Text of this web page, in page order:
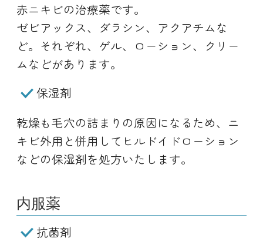
赤ニキビの治療薬です。
ゼビアックス、ダラシン、アクアチムな
ど。それぞれ、ゲル、ローション、クリー
ムなどがあります。
保湿剤
乾燥も毛穴の詰まりの原因になるため、ニ
キビ外用と併用してヒルドイドローション
などの保湿剤を処方いたします。
内服薬
抗菌剤